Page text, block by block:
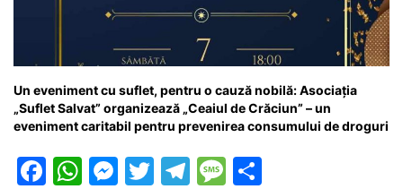
Un eveniment cu suflet, pentru o cauză nobilă: Asociația
„Suflet Salvat” organizează „Ceaiul de Crăciun” – un
eveniment caritabil pentru prevenirea consumului de droguri
F
W M T
T
M